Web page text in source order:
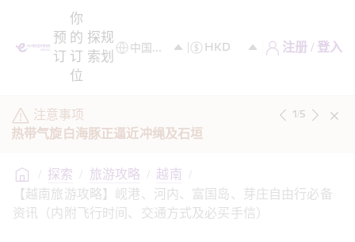
预
订
你
的
订
位
探
索
规
划
注册 / 登入
注意事项
热带气旋白海豚正逼近冲绳及石垣
1/5
/ 探索 / 旅游攻略 / 越南 /
【越南旅游攻略】岘港、河内、富国岛、芽庄自由行必备
资讯（内附飞行时间、交通方式及必买手信）